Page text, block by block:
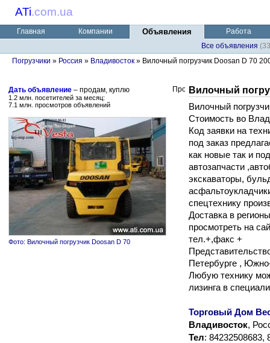
ATi.com.ua
Главная Компании Объявления
Работа
Все объявления
Погрузчики » Россия » Владивосток » Вилочный погрузчик Doosan D 70
Дать объявление – продам, куплю
1.2 млн. посетителей за месяц:
7.1 млн. просмотров объявлений
Фото: Вилочный погрузчик Doosan D 70
Вилочный
Вилочный
Стоимость во
Код заявки на
под заказ
как новые так и
автозапчасти
экскаваторы,
спецтехнику
Доставка в
просмотреть на
тел.+,факс +
Петербурге ,
Любую технику
лизинга в
Торговый Дом
Владивосток,
Тел: 84232508683,